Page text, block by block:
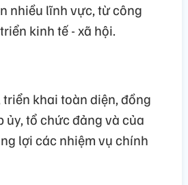
nhiều lĩnh vực, từ công
kinh tế - xã hội.
khai toàn diện, đồng
tổ chức đảng và của
lợi các nhiệm vụ chính